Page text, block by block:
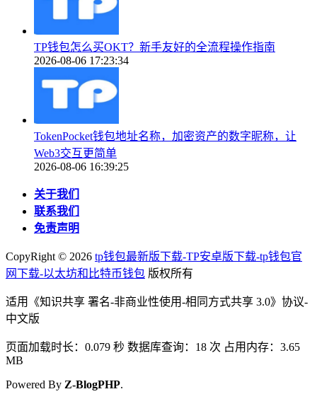
TP钱包怎么买OKT？新手友好的全流程操作指南
2026-08-06 17:23:34
TokenPocket钱包地址名称，加密资产的数字昵称，让
Web3交互更简单
2026-08-06 16:39:25
关于我们
联系我们
免责声明
CopyRight © 2026 tp钱包最新版下载-TP安卓版下载-tp钱包官
网下载-以太坊和比特币钱包 版权所有
适用《知识共享 署名-非商业性使用-相同方式共享 3.0》协议-
中文版
页面加载时长：0.079 秒 数据库查询：18 次 占用内存：3.65
MB
Powered By Z-BlogPHP.